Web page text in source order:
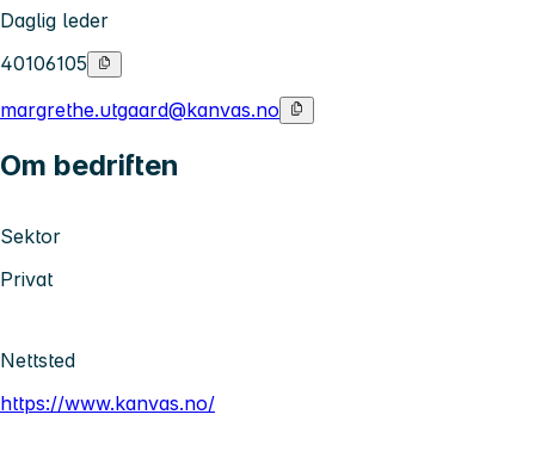
Daglig leder
40106105
margrethe.utgaard@kanvas.no
Om bedriften
Sektor
Privat
Nettsted
https://www.kanvas.no/